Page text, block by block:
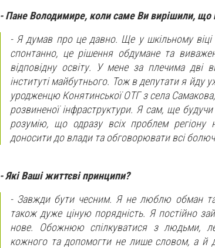
- Пане Володимире, коли саме Ви вирішили, що
- Я думав про це давно. Ще у шкільному віці
спонтанно, це рішення обдумане та
відповідну освіту. У мене за плечима дві
інституті майбутнього. Тож в депутати я
уродженцю Конятинської ОТГ з села
розвиненої інфраструктури. Я сам, ще
розумію, що одразу всіх проблем
доносити до влади та обговорювати всі
- Які Ваші життєві принципи?
- Завжди бути чесним. Я не люблю обман
також дуже ціную порядність. Я постійно
нове. Обожнюю спілкуватися з людьми,
кожного та допомогти не лише словом, а й